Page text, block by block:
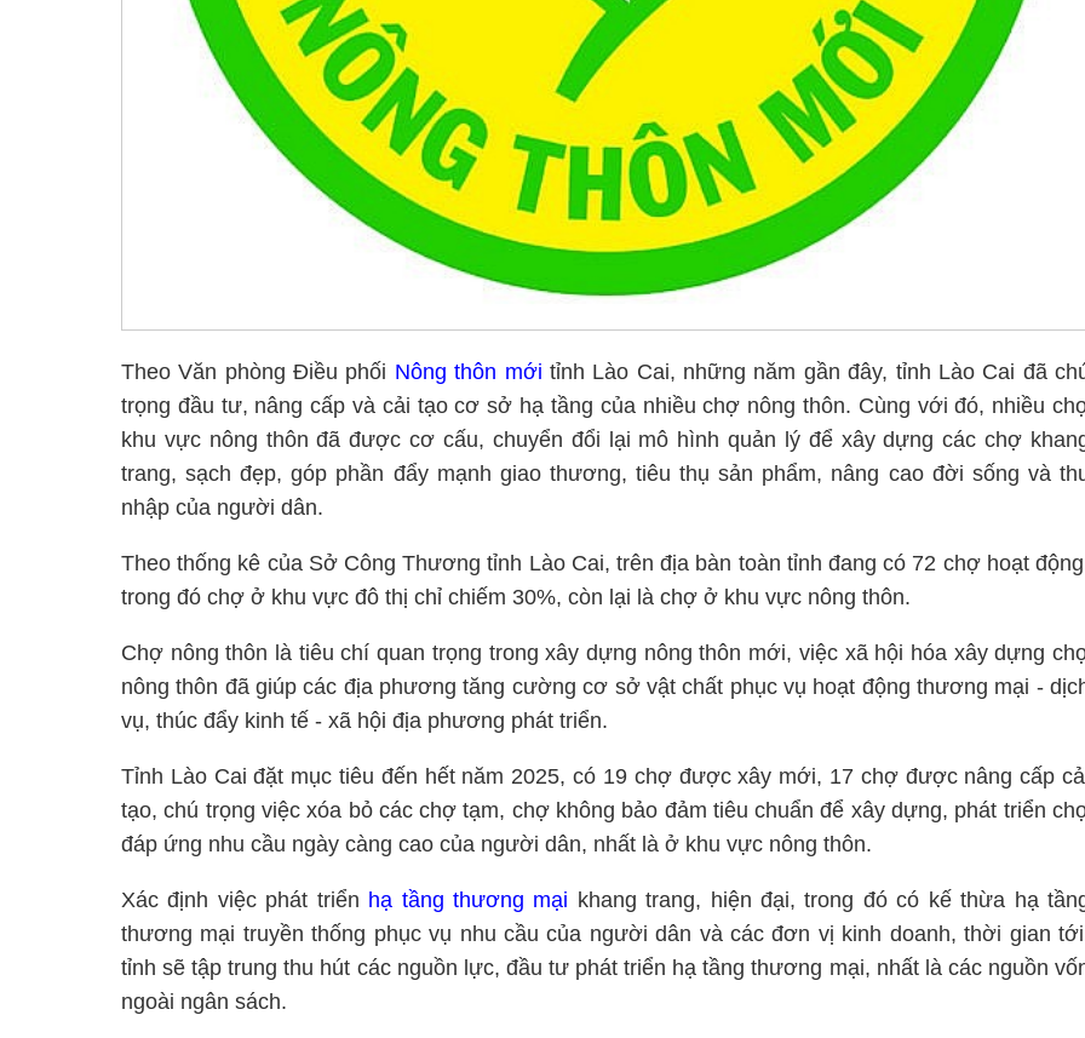
Theo Văn phòng Điều phối Nông thôn mới tỉnh Lào Cai, những năm gần đây, tỉnh Lào Cai đã
trọng đầu tư, nâng cấp và cải tạo cơ sở hạ tầng của nhiều chợ nông thôn. Cùng với đó, nhiều
khu vực nông thôn đã được cơ cấu, chuyển đổi lại mô hình quản lý để xây dựng các chợ
trang, sạch đẹp, góp phần đẩy mạnh giao thương, tiêu thụ sản phẩm, nâng cao đời sống và
nhập của người dân.
Theo thống kê của Sở Công Thương tỉnh Lào Cai, trên địa bàn toàn tỉnh đang có 72 chợ hoạt
trong đó chợ ở khu vực đô thị chỉ chiếm 30%, còn lại là chợ ở khu vực nông thôn.
Chợ nông thôn là tiêu chí quan trọng trong xây dựng nông thôn mới, việc xã hội hóa xây dựng
nông thôn đã giúp các địa phương tăng cường cơ sở vật chất phục vụ hoạt động thương mại -
vụ, thúc đẩy kinh tế - xã hội địa phương phát triển.
Tỉnh Lào Cai đặt mục tiêu đến hết năm 2025, có 19 chợ được xây mới, 17 chợ được nâng cấp
tạo, chú trọng việc xóa bỏ các chợ tạm, chợ không bảo đảm tiêu chuẩn để xây dựng, phát triển
đáp ứng nhu cầu ngày càng cao của người dân, nhất là ở khu vực nông thôn.
Xác định việc phát triển hạ tầng thương mại khang trang, hiện đại, trong đó có kế thừa hạ
thương mại truyền thống phục vụ nhu cầu của người dân và các đơn vị kinh doanh, thời gian
tỉnh sẽ tập trung thu hút các nguồn lực, đầu tư phát triển hạ tầng thương mại, nhất là các nguồn
ngoài ngân sách.